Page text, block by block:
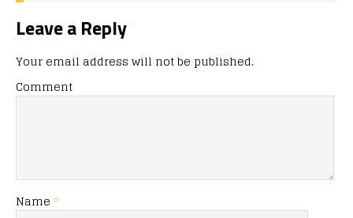
Leave a Reply
Your email address will not be published.
Comment
Name *